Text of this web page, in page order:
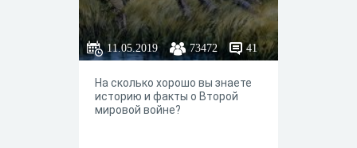
11.05.2019 73472 41
На сколько хорошо вы знаете
историю и факты о Второй
мировой войне?